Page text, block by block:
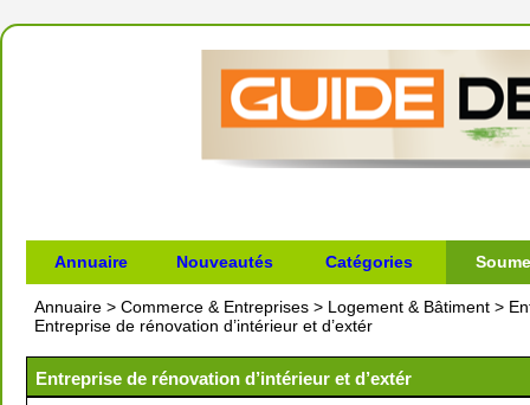
Annuaire Nouveautés Catégories
Annuaire > Commerce & Entreprises > Logement & Bâtiment >
Entreprise de rénovation d’intérieur et d’extér
Entreprise de rénovation d’intérieur et d’extér